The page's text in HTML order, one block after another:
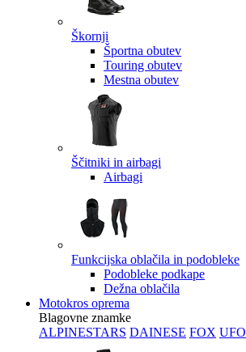
Škornji
Športna obutev
Touring obutev
Mestna obutev
Ščitniki in airbagi
Airbagi
Funkcijska oblačila in podobleke
Podobleke podkape
Dežna oblačila
Motokros oprema
Blagovne znamke
ALPINESTARS DAINESE FOX UFO